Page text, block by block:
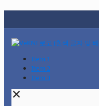
Item 1
Item 2
Item 3
✕